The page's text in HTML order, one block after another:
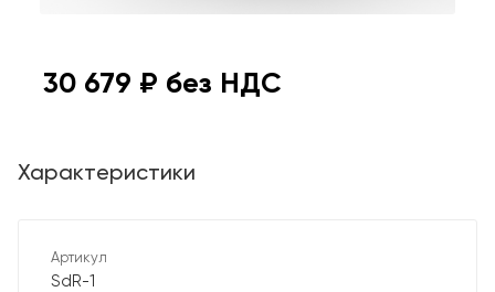
30 679 ₽ без НДС
Характеристики
Артикул
SdR-1